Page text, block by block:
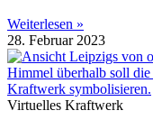
Weiterlesen »
28. Februar 2023
Virtuelles Kraftwerk